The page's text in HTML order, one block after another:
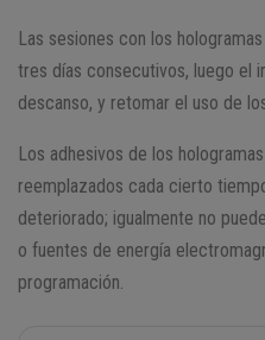
Las sesiones con los hologramas
tres días consecutivos, luego el
descanso, y retomar el uso de
Los adhesivos de los
reemplazados cada cierto
deteriorado; igualmente no
o fuentes de energía
programación.